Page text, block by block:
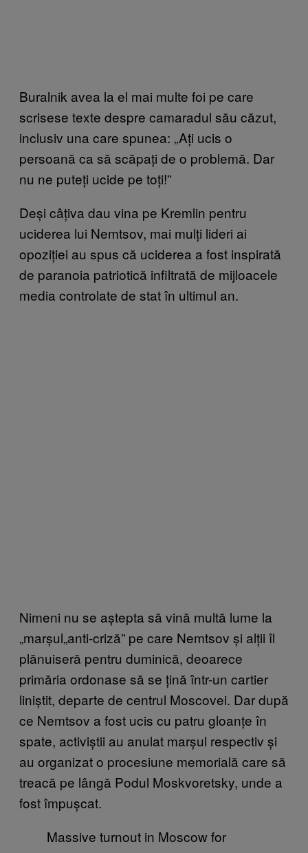
Buralnik avea la el mai multe foi pe care
scrisese texte despre camaradul său căzut,
inclusiv una care spunea: „Ați ucis o
persoană ca să scăpați de o problemă. Dar
nu ne puteți ucide pe toți!”
Deși câțiva dau vina pe Kremlin pentru
uciderea lui Nemtsov, mai mulți lideri ai
opoziției au spus că uciderea a fost inspirată
de paranoia patriotică infiltrată de mijloacele
media controlate de stat în ultimul an.
Nimeni nu se aștepta să vină multă lume la
„marșul„anti-criză” pe care Nemtsov și alții îl
plănuiseră pentru duminică, deoarece
primăria ordonase să se țină într-un cartier
liniștit, departe de centrul Moscovei. Dar după
ce Nemtsov a fost ucis cu patru gloanțe în
spate, activiștii au anulat marșul respectiv și
au organizat o procesiune memorială care să
treacă pe lângă Podul Moskvoretsky, unde a
fost împușcat.
Massive turnout in Moscow for